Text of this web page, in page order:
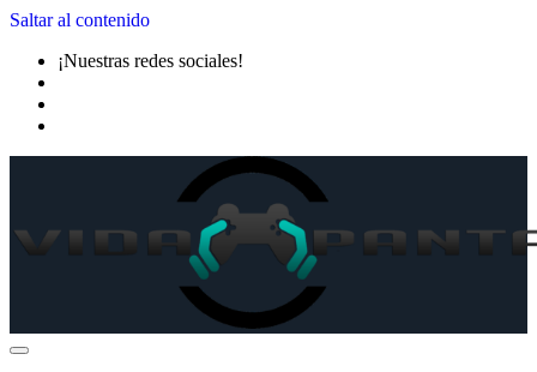
Saltar al contenido
¡Nuestras redes sociales!